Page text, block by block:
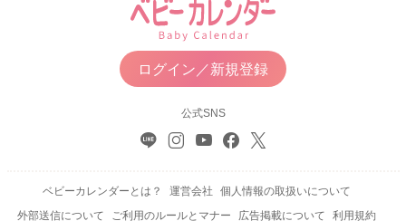
ログイン／新規登録
公式SNS
ベビーカレンダーとは？ 運営会社
個人情報の取扱いについて
外部送信について
ご利用のルールとマナー 広告掲載について 利用規約